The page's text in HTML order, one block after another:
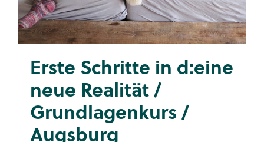
Erste Schritte in d:eine
neue Realität /
Grundlagenkurs /
Augsburg